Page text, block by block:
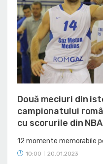
Două meciuri din
campionatului
cu scorurile din NBA
12 momente memorabile
10:00 20.01.2023